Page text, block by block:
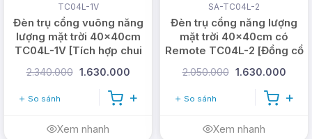
hợp đui đèn sử dụng điện lưới, đặc biệt thích hợp
cho những trường hợp lắp đèn dưới bóng râm hay
trong sân vườn có nhiều tán cây mà không đảm
bảo đủ thời gian nắng cho đèn nạp năng lượng.
TC04L-1V
Đèn trụ cổng vuông năng
lượng mặt trời 40x40cm
TC04L-1V [Tích hợp chui
2.340.000 1.630.000
So sánh
Xem nhanh
SA-TC04L-2
Đèn trụ cổng năng lượng
mặt trời 40x40cm có
Remote TC04L-2 [Đồng cổ
2.050.000 1.630.000
So sánh
Xem nhanh